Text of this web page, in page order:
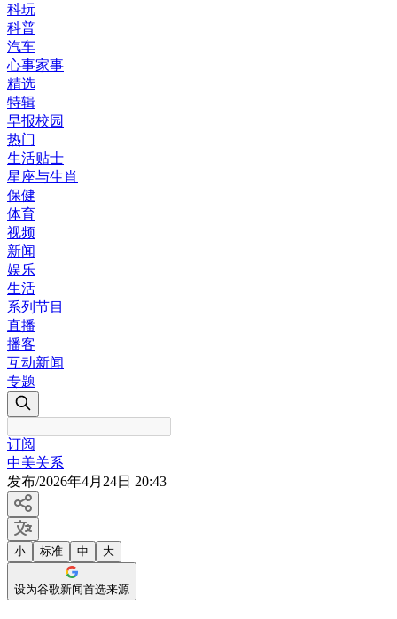
科玩
科普
汽车
心事家事
精选
特辑
早报校园
热门
生活贴士
星座与生肖
保健
体育
视频
新闻
娱乐
生活
系列节目
直播
播客
互动新闻
专题
订阅
中美关系
发布/2026年4月24日 20:43
小 标准 中 大
设为谷歌新闻首选来源